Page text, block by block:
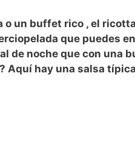
o un buffet rico , el
que puedes
de noche que con una
? Aquí hay una salsa